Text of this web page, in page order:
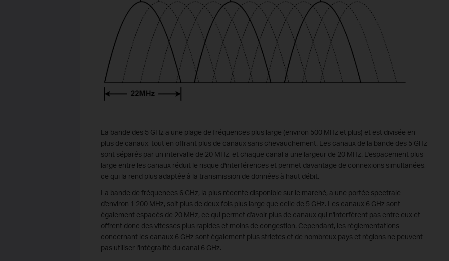
La bande des 5 GHz a une plage de fréquences plus large (environ 500 MHz et plus) et est divisée en
plus de canaux, tout en offrant plus de canaux sans chevauchement. Les canaux de la bande des 5 GHz
sont séparés par un intervalle de 20 MHz, et chaque canal a une largeur de 20 MHz. L'espacement plus
large entre les canaux réduit le risque d'interférences et permet davantage de connexions simultanées,
ce qui la rend plus adaptée à la transmission de données à haut débit.
La bande de fréquences 6 GHz, la plus récente disponible sur le marché, a une portée spectrale
d'environ 1 200 MHz, soit plus de deux fois plus large que celle de 5 GHz. Les canaux 6 GHz sont
également espacés de 20 MHz, ce qui permet d'avoir plus de canaux qui n'interfèrent pas entre eux et
offrent donc des vitesses plus rapides et moins de congestion. Cependant, les réglementations
concernant les canaux 6 GHz sont également plus strictes et de nombreux pays et régions ne peuvent
pas utiliser l'intégralité du canal 6 GHz.